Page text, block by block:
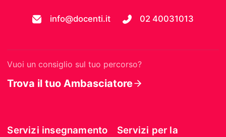
info@docenti.it 02 40031013
Vuoi un consiglio sul tuo percorso?
Trova il tuo Ambasciatore
Servizi insegnamento
Servizi per la